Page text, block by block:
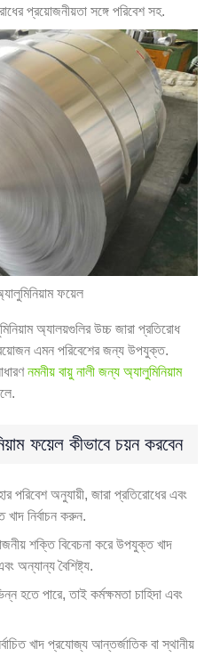
প্রয়োজনীয়তা সঙ্গে পরিবেশ সহ.
ফয়েল
অ্যালয়গুলির উচ্চ জারা প্রতিরোধ
এমন পরিবেশের জন্য উপযুক্ত.
নমনীয় বায়ু নালী জন্য অ্যালুমিনিয়াম
ফয়েল কীভাবে চয়ন করবেন
পরিবেশ অনুযায়ী, জারা প্রতিরোধের এবং
নির্বাচন করুন.
শক্তি বিবেচনা করে উপযুক্ত খাদ
অন্যান্য বৈশিষ্ট্য.
হতে পারে, তাই কর্মক্ষমতা চাহিদা এবং
খাদ প্রযোজ্য আন্তর্জাতিক বা স্থানীয়